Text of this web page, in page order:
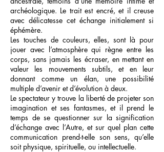
archéologique. Le trait est encré, et il creuse
avec délicatesse cet échange initialement si
éphémère.
Les touches de couleurs, elles, sont là pour
jouer avec l’atmosphère qui règne entre les
corps, sans jamais les écraser, en mettant en
valeur les mouvements subtils, et en leur
donnant comme un élan, une possibilité
multiple d’avenir et d’évolution à deux.
Le spectateur y trouve la liberté de projeter son
imagination et ses fantasmes, et il prend le
temps de se questionner sur la signification
d’échange avec l’Autre, et sur quel plan cette
communication prend-t-elle son sens, qu’elle
soit physique, spirituelle, ou intellectuelle.